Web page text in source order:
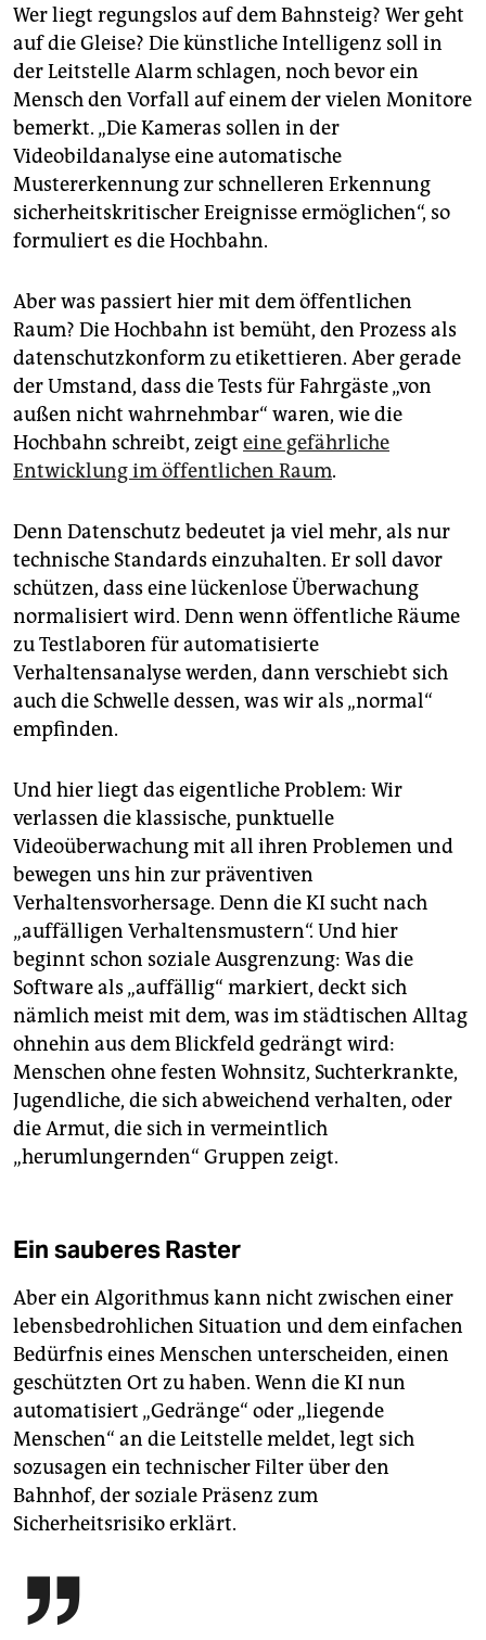
Wer liegt regungslos auf dem Bahnsteig? Wer geht
auf die Gleise? Die künstliche Intelligenz soll in
der Leitstelle Alarm schlagen, noch bevor ein
Mensch den Vorfall auf einem der vielen Monitore
bemerkt. „Die Kameras sollen in der
Videobildanalyse eine automatische
Mustererkennung zur schnelleren Erkennung
sicherheitskritischer Ereignisse ermöglichen“, so
formuliert es die Hochbahn.
Aber was passiert hier mit dem öffentlichen
Raum? Die Hochbahn ist bemüht, den Prozess als
datenschutzkonform zu etikettieren. Aber gerade
der Umstand, dass die Tests für Fahrgäste „von
außen nicht wahrnehmbar“ waren, wie die
Hochbahn schreibt, zeigt eine gefährliche
Entwicklung im öffentlichen Raum.
Denn Datenschutz bedeutet ja viel mehr, als nur
technische Standards einzuhalten. Er soll davor
schützen, dass eine lückenlose Überwachung
normalisiert wird. Denn wenn öffentliche Räume
zu Testlaboren für automatisierte
Verhaltensanalyse werden, dann verschiebt sich
auch die Schwelle dessen, was wir als „normal“
empfinden.
Und hier liegt das eigentliche Problem: Wir
verlassen die klassische, punktuelle
Videoüberwachung mit all ihren Problemen und
bewegen uns hin zur präventiven
Verhaltensvorhersage. Denn die KI sucht nach
„auffälligen Verhaltensmustern“. Und hier
beginnt schon soziale Ausgrenzung: Was die
Software als „auffällig“ markiert, deckt sich
nämlich meist mit dem, was im städtischen Alltag
ohnehin aus dem Blickfeld gedrängt wird:
Menschen ohne festen Wohnsitz, Suchterkrankte,
Jugendliche, die sich abweichend verhalten, oder
die Armut, die sich in vermeintlich
„herumlungernden“ Gruppen zeigt.
Ein sauberes Raster
Aber ein Algorithmus kann nicht zwischen einer
lebensbedrohlichen Situation und dem einfachen
Bedürfnis eines Menschen unterscheiden, einen
geschützten Ort zu haben. Wenn die KI nun
automatisiert „Gedränge“ oder „liegende
Menschen“ an die Leitstelle meldet, legt sich
sozusagen ein technischer Filter über den
Bahnhof, der soziale Präsenz zum
Sicherheitsrisiko erklärt.
